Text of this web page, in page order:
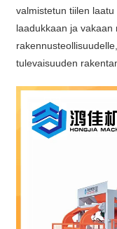
valmistetun tiilen
laadukkaan ja vakaan
tulevaisuuden